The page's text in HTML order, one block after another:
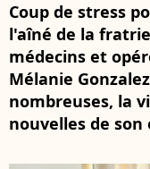
Coup de stress
l'aîné de la
médecins et
Mélanie
nombreuses, la
nouvelles de